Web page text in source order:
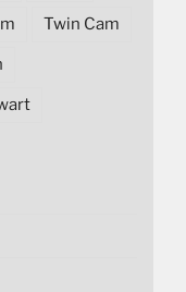
Twin Cam